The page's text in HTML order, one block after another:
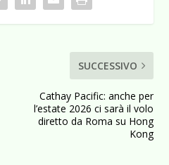
SUCCESSIVO
Cathay Pacific: anche per
l’estate 2026 ci sarà il volo
diretto da Roma su Hong
Kong